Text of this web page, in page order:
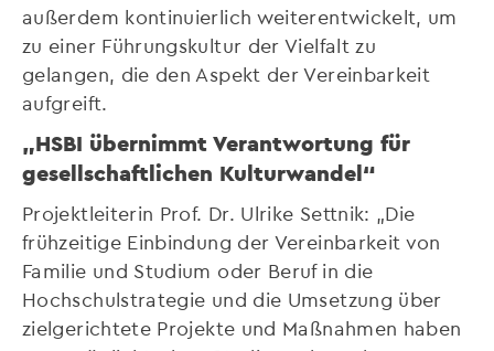
außerdem kontinuierlich weiterentwickelt, um
zu einer Führungskultur der Vielfalt zu
gelangen, die den Aspekt der Vereinbarkeit
aufgreift.
„HSBI übernimmt Verantwortung für
gesellschaftlichen Kulturwandel“
Projektleiterin Prof. Dr. Ulrike Settnik: „Die
frühzeitige Einbindung der Vereinbarkeit von
Familie und Studium oder Beruf in die
Hochschulstrategie und die Umsetzung über
zielgerichtete Projekte und Maßnahmen haben